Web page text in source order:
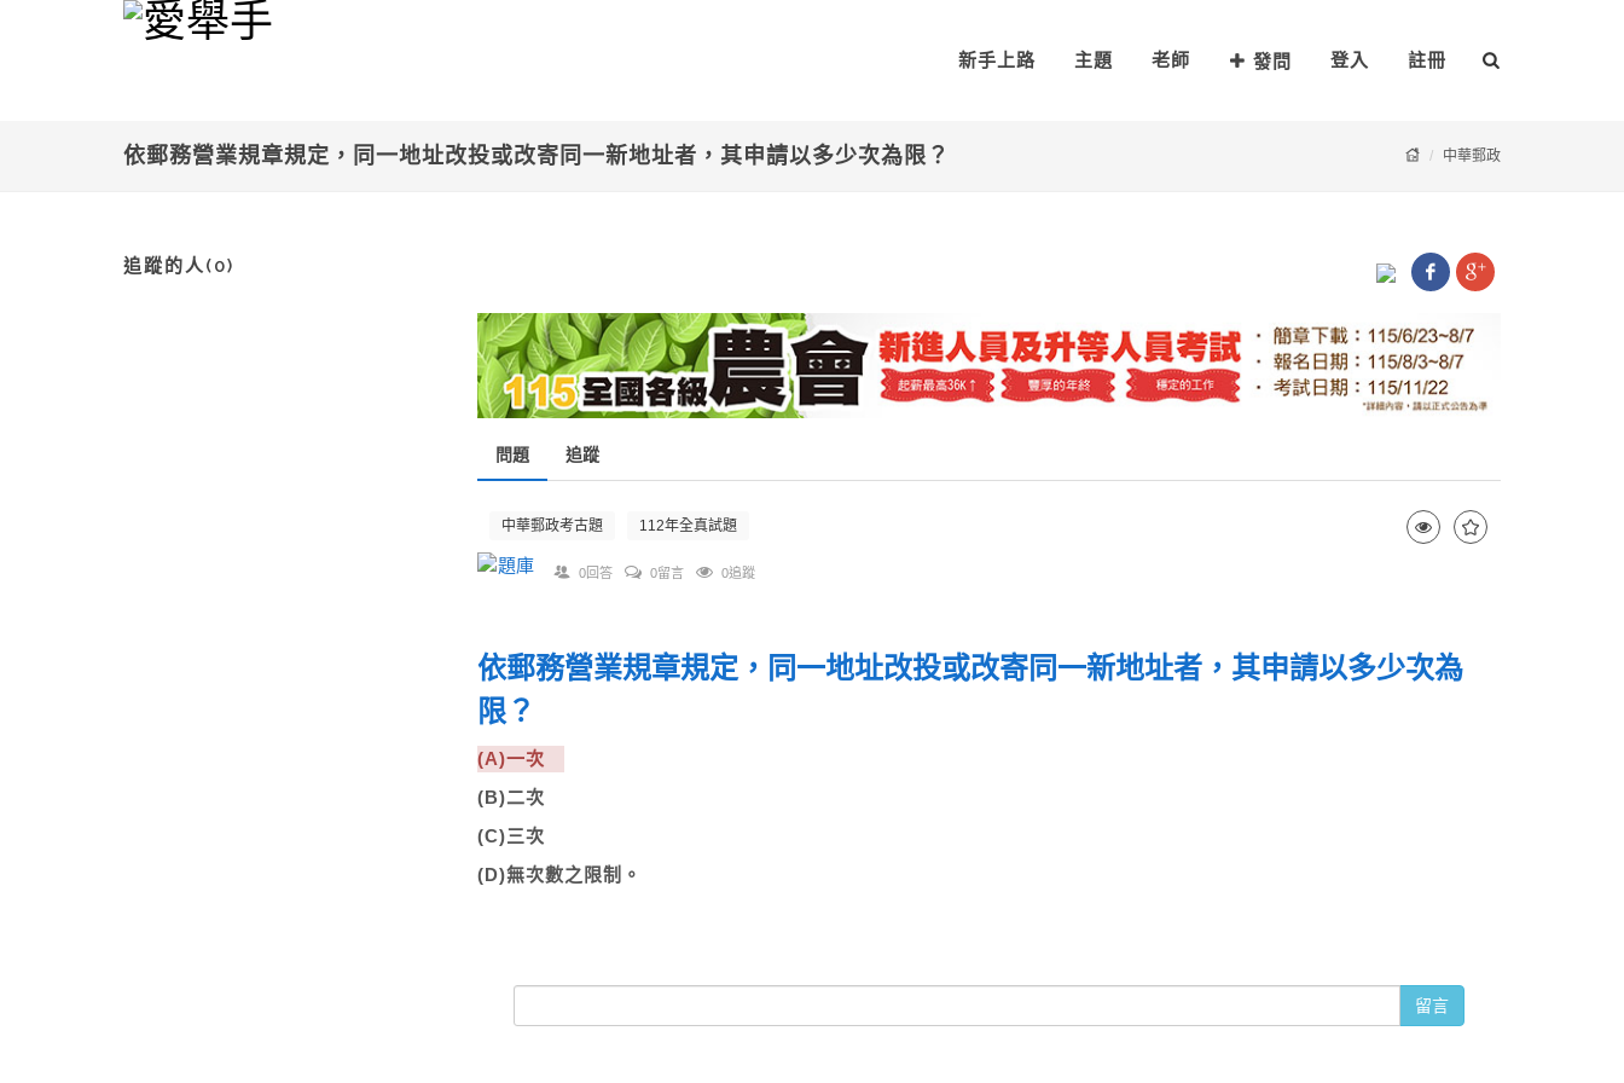
新手上路 主題 老師 發問 登入 註冊
依郵務營業規章規定，同一地址改投或改寄同一新地址者，其申請以多少次為限？ 中華郵政
追蹤的人(0)
問題 追蹤
中華郵政考古題 112年全真試題
0回答 0留言 0追蹤
依郵務營業規章規定，同一地址改投或改寄同一新地址者，其申請以多少次為
限？
(A)一次
(B)二次
(C)三次
(D)無次數之限制。
留言